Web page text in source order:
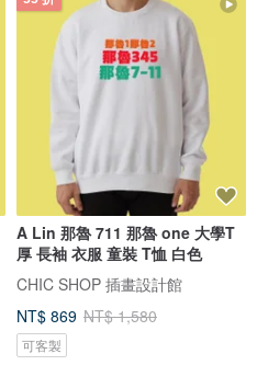
A Lin 那魯 711 那魯 one 大學T
厚 長袖 衣服 童裝 T恤 白色
CHIC SHOP 插畫設計館
NT$ 869 NT$ 1,580
可客製